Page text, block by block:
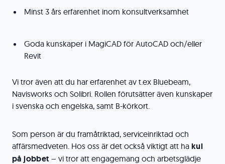
Minst 3 års erfarenhet inom konsultverksamhet
Goda kunskaper i MagiCAD för AutoCAD och/eller
Revit
Vi tror även att du har erfarenhet av t.ex Bluebeam,
Navisworks och Solibri. Rollen förutsätter även kunskaper
i svenska och engelska, samt B-körkort.
Som person är du framåtriktad, serviceinriktad och
affärsmedveten. Hos oss är det också viktigt att ha kul
på jobbet – vi tror att engagemang och arbetsglädje